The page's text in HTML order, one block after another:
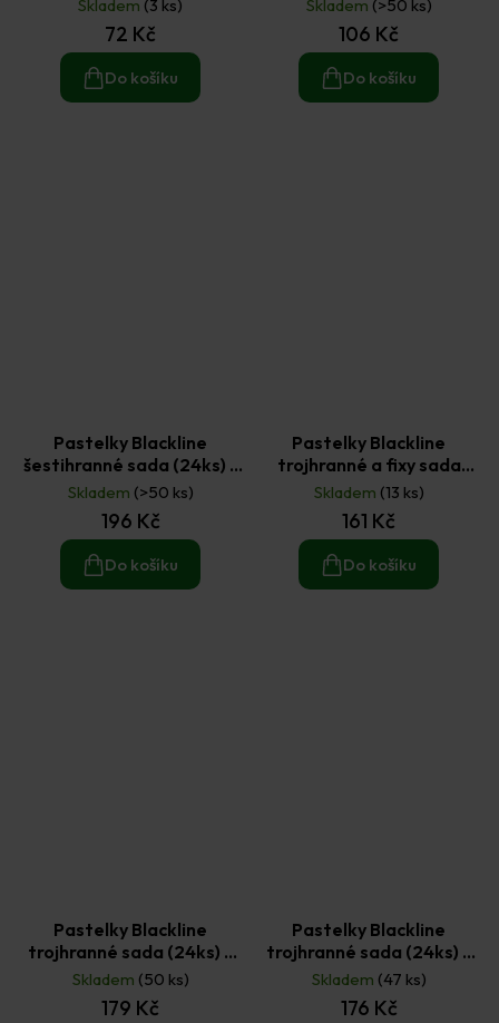
Skladem (3 ks)
72 Kč
Do košíku
Skladem (>50 ks)
106 Kč
Do košíku
Pastelky Blackline
šestihranné sada (24ks) -
základní mix
Skladem (>50 ks)
196 Kč
Do košíku
Pastelky Blackline
trojhranné a fixy sada
(20ks) - pastelový mix
Skladem (13 ks)
161 Kč
Do košíku
Pastelky Blackline
trojhranné sada (24ks) -
zákadní mix
Skladem (50 ks)
179 Kč
Pastelky Blackline
trojhranné sada (24ks) -
zákadní, metalický a
pastelový mix
Skladem (47 ks)
176 Kč